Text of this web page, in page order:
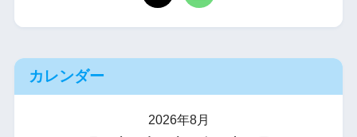
カレンダー
2026年8月